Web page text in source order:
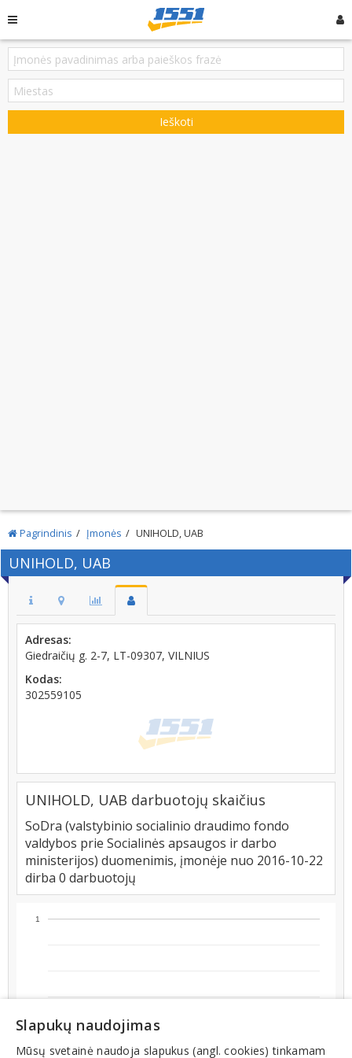
Ieškoti
Pagrindinis Įmonės UNIHOLD, UAB
UNIHOLD, UAB
Adresas:
Giedraičių g. 2-7, LT-09307, VILNIUS
Kodas:
302559105
UNIHOLD, UAB darbuotojų skaičius
SoDra (valstybinio socialinio draudimo fondo
valdybos prie Socialinės apsaugos ir darbo
ministerijos) duomenimis, įmonėje nuo 2016-10-22
dirba 0 darbuotojų
0
1
Slapukų naudojimas
Mūsų svetainė naudoja slapukus (angl. cookies) tinkamam